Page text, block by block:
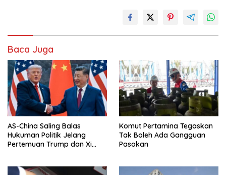
Baca Juga
AS-China Saling Balas
Hukuman Politik Jelang
Pertemuan Trump dan Xi
Komut Pertamina Tegaskan
Tak Boleh Ada Gangguan
Pasokan